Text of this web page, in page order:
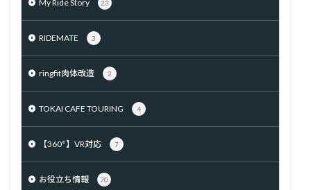
My Ride Story 23
RIDEMATE 3
ringfit肉体改造 2
TOKAI CAFE TOURING 4
【360°】VR対応 7
お役立ち情報 70